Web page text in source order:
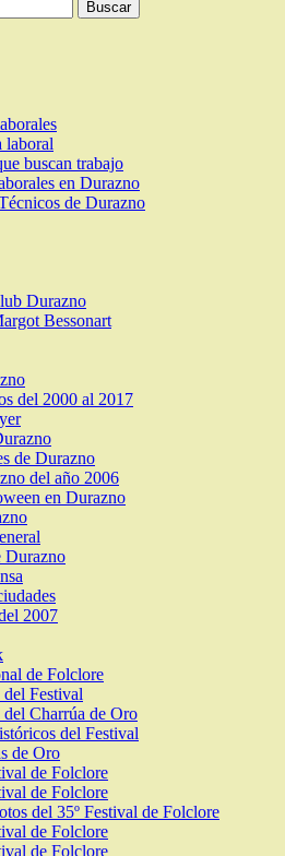
laboral
buscan trabajo
en Durazno
de Durazno
Durazno
Bessonart
del 2000 al 2017
de Durazno
del año 2006
en Durazno
Durazno
2007
de Folclore
Festival
Charrúa de Oro
del Festival
de Oro
de Folclore
de Folclore
del 35º Festival de Folclore
de Folclore
de Folclore